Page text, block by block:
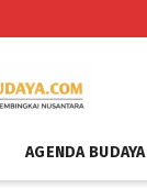
AGENDA BUDAYA